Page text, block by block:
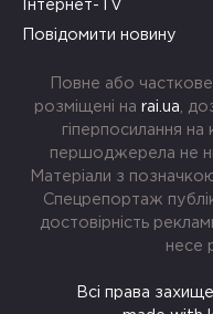
Інтернет-TV
Повідомити новину
Повне або
розміщені на rai.ua ,
гіперпосилання
першоджерела не
Матеріали з
Спецрепортаж
достовірність
несе
Всі права